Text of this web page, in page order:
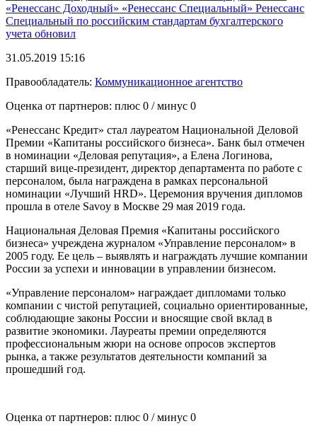
«Ренессанс Доходный» «Ренессанс Специальный» Ренессанс
Специальный по российским стандартам бухгалтерского
учета обновил
31.05.2019 15:16
Правообладатель: Коммуникационное агентство
Оценка от партнеров: плюс 0 / минус 0
«Ренессанс Кредит» стал лауреатом Национальной Деловой
Премии «Капитаны российского бизнеса». Банк был отмечен
в номинации «Деловая репутация», а Елена Логинова,
старший вице-президент, директор департамента по работе с
персоналом, была награждена в рамках персональной
номинации «Лучший HRD». Церемония вручения дипломов
прошла в отеле Savoy в Москве 29 мая 2019 года.
Национальная Деловая Премия «Капитаны российского
бизнеса» учреждена журналом «Управление персоналом» в
2005 году. Ее цель – выявлять и награждать лучшие компании
России за успехи и инновации в управлении бизнесом.
«Управление персоналом» награждает дипломами только
компании с чистой репутацией, социально ориентированные,
соблюдающие законы России и вносящие свой вклад в
развитие экономики. Лауреаты премии определяются
профессиональным жюри на основе опросов экспертов
рынка, а также результатов деятельности компаний за
прошедший год.​ ​
Оценка от партнеров: плюс 0 / минус 0